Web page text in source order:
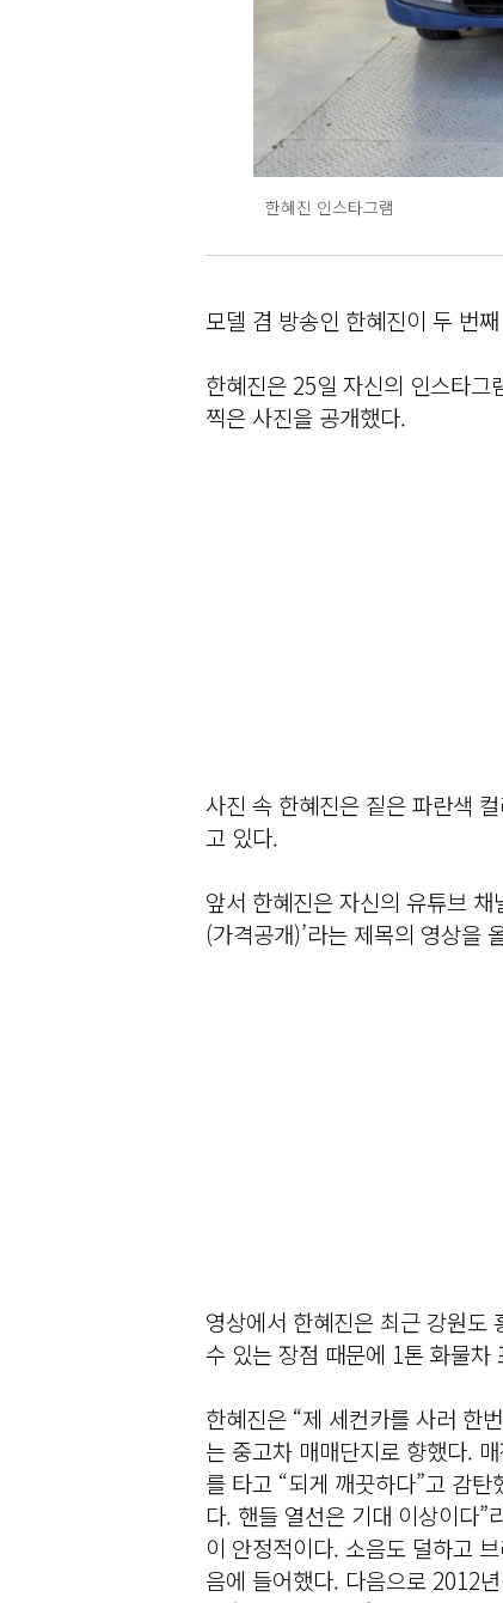
한혜진 인스타그램
모델 겸 방송인 한혜진이 두 번
한혜진은 25일 자신의 인스타그
찍은 사진을 공개했다.
사진 속 한혜진은 짙은 파란색
고 있다.
앞서 한혜진은 자신의 유튜브
(가격공개)’라는 제목의 영상을
영상에서 한혜진은 최근 강원도
수 있는 장점 때문에 1톤 화물차
한혜진은 “제 세컨카를 사러 한
는 중고차 매매단지로 향했다.
를 타고 “되게 깨끗하다”고 감
다. 핸들 열선은 기대 이상이다”
이 안정적이다. 소음도 덜하고
음에 들어했다. 다음으로 2012